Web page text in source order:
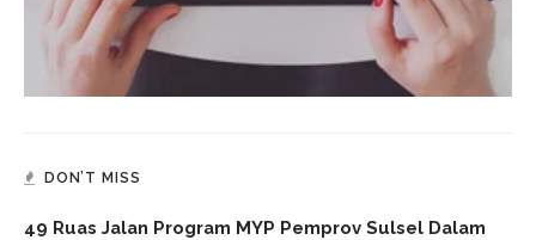
DON’T MISS
49 Ruas Jalan Program MYP Pemprov Sulsel Dalam